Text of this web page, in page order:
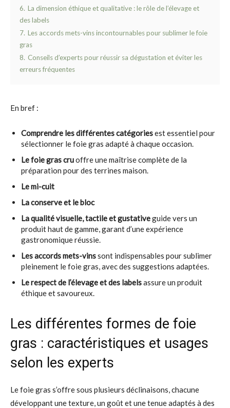
6. La dimension éthique et qualitative : le rôle de l’élevage et
des labels
7. Les accords mets-vins incontournables pour sublimer le foie
gras
8. Conseils d’experts pour réussir sa dégustation et éviter les
erreurs fréquentes
En bref :
Comprendre les différentes catégoriesest essentiel pour
sélectionner le foie gras adapté à chaque occasion.
Le foie gras cruoffre une maîtrise complète de la
préparation pour des terrines maison.
Le mi-cuit
La conserve et le bloc
La qualité visuelle, tactile et gustativeguide vers un
produit haut de gamme, garant d’une expérience
gastronomique réussie.
Les accords mets-vinssont indispensables pour sublimer
pleinement le foie gras, avec des suggestions adaptées.
Le respect de l’élevage et des labelsassure un produit
éthique et savoureux.
Les différentes formes de foie
gras : caractéristiques et usages
selon les experts
Le foie gras s’offre sous plusieurs déclinaisons, chacune
développant une texture, un goût et une tenue adaptés à des